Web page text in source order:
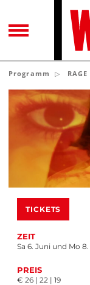
Programm
TICKETS
ZEIT
Sa 6. Juni und Mo
PREIS
€ 26 | 22 | 19